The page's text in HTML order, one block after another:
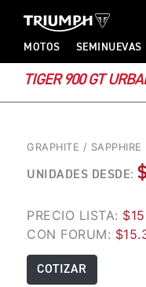
MOTOS SEMINUEVAS
TIGER 900 GT
GRAPHITE / SAPPHIRE
UNIDADES DESDE:
PRECIO LISTA:
CON FORUM:
COTIZAR